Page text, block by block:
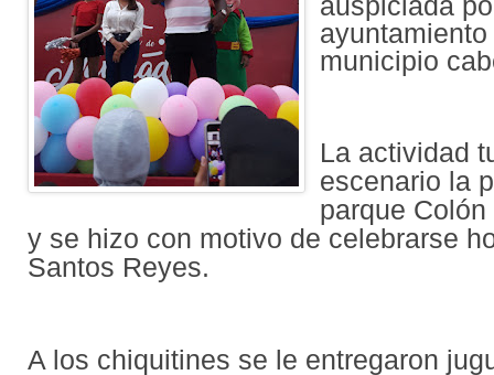
municipio
La actividad
escenario la
parque
y se hizo con motivo de celebrarse
Santos Reyes.
A los chiquitines se le entregaron